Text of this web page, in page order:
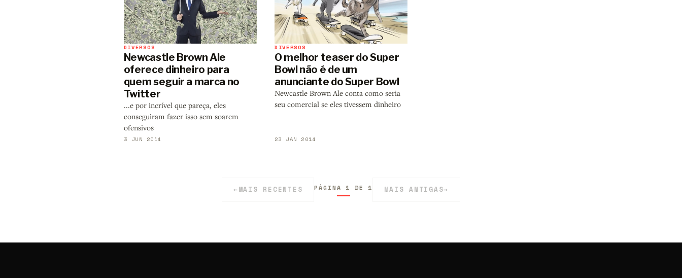
DIVERSOS
Newcastle Brown Ale
oferece dinheiro para
quem seguir a marca no
Twitter
...e por incrível que pareça, eles
conseguiram fazer isso sem soarem
ofensivos
3 JUN 2014
DIVERSOS
O melhor teaser do Super
Bowl não é de um
anunciante do Super Bowl
Newcastle Brown Ale conta como seria
seu comercial se eles tivessem dinheiro
23 JAN 2014
←MAIS RECENTES PÁGINA 1 DE 1 MAIS ANTIGAS→